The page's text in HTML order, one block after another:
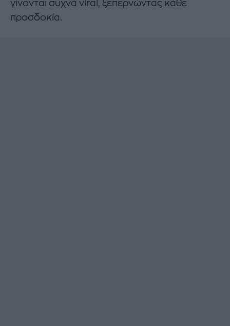
γίνονται συχνά viral, ξεπερνώντας κάθε
προσδοκία.